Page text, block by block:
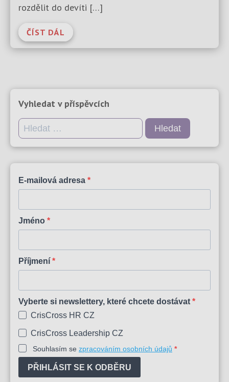
rozdělit do devíti […]
ČÍST DÁL
Vyhledat v příspěvcích
Vyhledávání
E-mailová adresa
Jméno
Příjmení
Vyberte si newslettery, které chcete dostávat
CrisCross HR CZ
CrisCross Leadership CZ
Souhlasím se zpracováním osobních údajů
PŘIHLÁSIT SE K ODBĚRU